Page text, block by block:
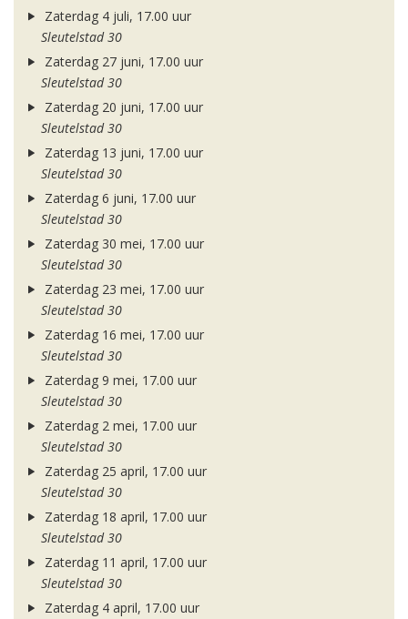
Zaterdag 4 juli, 17.00 uur
Sleutelstad 30
Zaterdag 27 juni, 17.00 uur
Sleutelstad 30
Zaterdag 20 juni, 17.00 uur
Sleutelstad 30
Zaterdag 13 juni, 17.00 uur
Sleutelstad 30
Zaterdag 6 juni, 17.00 uur
Sleutelstad 30
Zaterdag 30 mei, 17.00 uur
Sleutelstad 30
Zaterdag 23 mei, 17.00 uur
Sleutelstad 30
Zaterdag 16 mei, 17.00 uur
Sleutelstad 30
Zaterdag 9 mei, 17.00 uur
Sleutelstad 30
Zaterdag 2 mei, 17.00 uur
Sleutelstad 30
Zaterdag 25 april, 17.00 uur
Sleutelstad 30
Zaterdag 18 april, 17.00 uur
Sleutelstad 30
Zaterdag 11 april, 17.00 uur
Sleutelstad 30
Zaterdag 4 april, 17.00 uur